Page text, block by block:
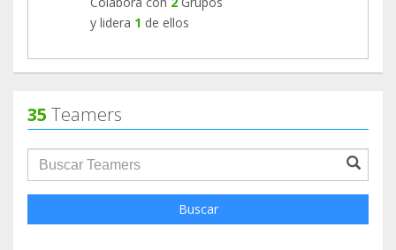
Todo ello nos ha llevado a dar por terminado
nuestro recorrido.
Nuestro agradecimiento permanecerá y los
Gracias por acompañarnos dar sentido a este
camino.
y lidera 1 de ellos
35 Teamers
groupProfile.searchForm.search.text???
Buscar